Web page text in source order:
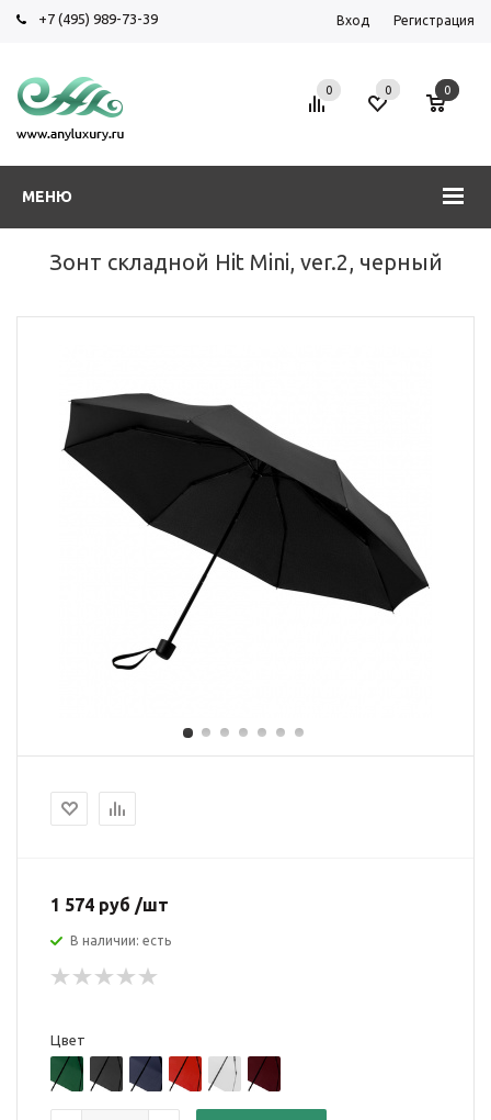
+7 (495) 989-73-39 Вход Регистрация
МЕНЮ
0 0 0
Зонт складной Hit Mini, ver.2, черный
1 574 руб /шт
В наличии: есть
Цвет